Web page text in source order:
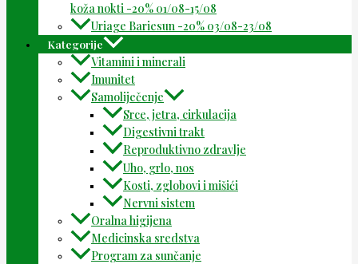
koža nokti -20% 01/08-15/08
Uriage Bariesun -20% 03/08-23/08
Kategorije
Vitamini i minerali
Imunitet
Samoliječenje
Srce, jetra, cirkulacija
Digestivni trakt
Reproduktivno zdravlje
Uho, grlo, nos
Kosti, zglobovi i mišići
Nervni sistem
Oralna higijena
Medicinska sredstva
Program za sunčanje